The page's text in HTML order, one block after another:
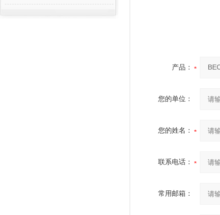
产品：
您的单位：
您的姓名：
联系电话：
常用邮箱：